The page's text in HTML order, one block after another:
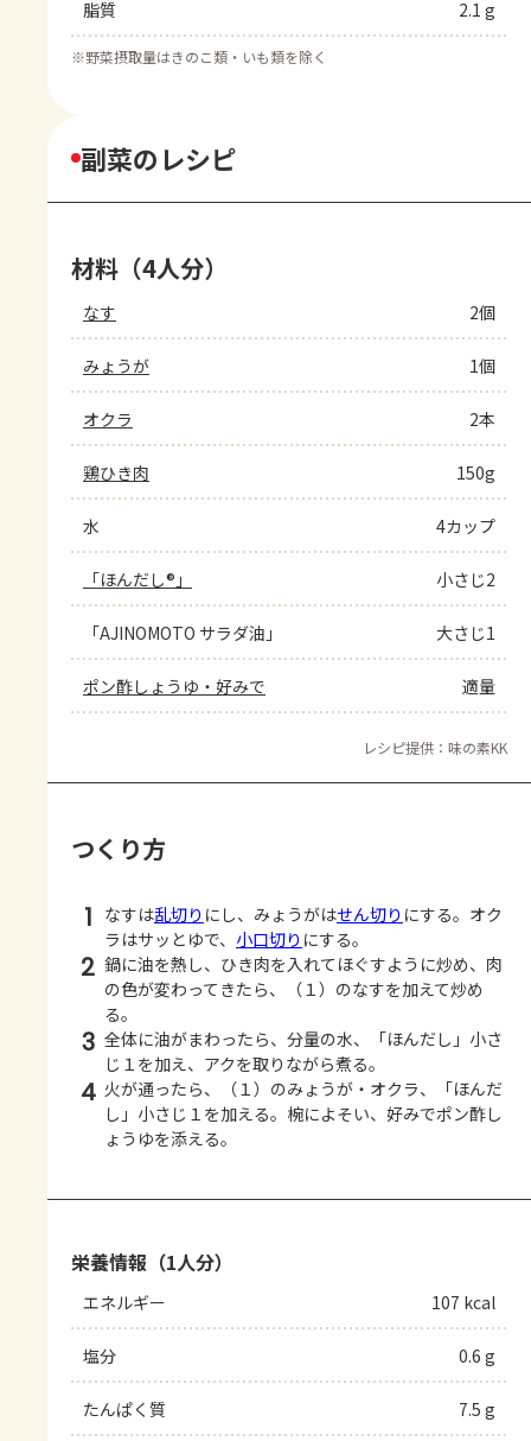
脂質 2.1 g
※野菜摂取量はきのこ類・いも類を除く
副菜のレシピ
材料（4人分）
なす 2個
みょうが 1個
オクラ 2本
鶏ひき肉 150g
水 4カップ
「ほんだし®」 小さじ2
「AJINOMOTO サラダ油」 大さじ1
ポン酢しょうゆ・好みで 適量
レシピ提供：味の素KK
つくり方
1 なすは乱切り にし、みょうがはせん切り にする。オク
ラはサッとゆで、 小口切り にする。
2 鍋に油を熱し、ひき肉を入れてほぐすように炒め、肉
の色が変わってきたら、（１）のなすを加えて炒め
る。
3 全体に油がまわったら、分量の水、「ほんだし」小さ
じ１を加え、アクを取りながら煮る。
4 火が通ったら、（１）のみょうが・オクラ、「ほんだ
し」小さじ１を加える。椀によそい、好みでポン酢し
ょうゆを添える。
栄養情報（1人分）
エネルギー 107 kcal
塩分 0.6 g
たんぱく質 7.5 g